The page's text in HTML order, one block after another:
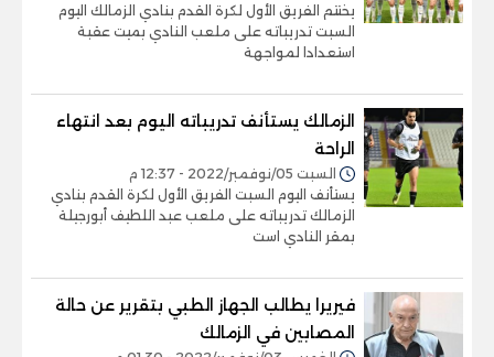
يختتم الفريق الأول لكرة القدم بنادي الزمالك اليوم
السبت تدريباته على ملعب النادي بميت عقبة
استعدادا لمواجهة
الزمالك يستأنف تدريباته اليوم بعد انتهاء
الراحة
السبت 05/نوفمبر/2022 - 12:37 م
يستأنف اليوم السبت الفريق الأول لكرة القدم بنادي
الزمالك تدريباته على ملعب عبد اللطيف أبورجيلة
بمقر النادي است
فيريرا يطالب الجهاز الطبي بتقرير عن حالة
المصابين في الزمالك